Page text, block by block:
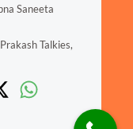
Saneeta
Talkies,